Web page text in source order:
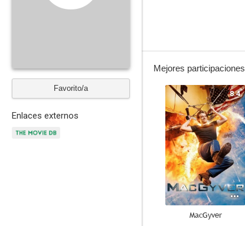
Favorito/a
Enlaces externos
Mejores participaciones
8.4
MacGyver